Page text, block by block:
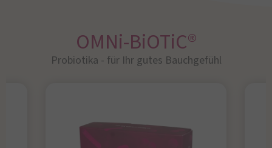
OMNi-BiOTiC®
Probiotika - für Ihr gutes Bauchgefühl​